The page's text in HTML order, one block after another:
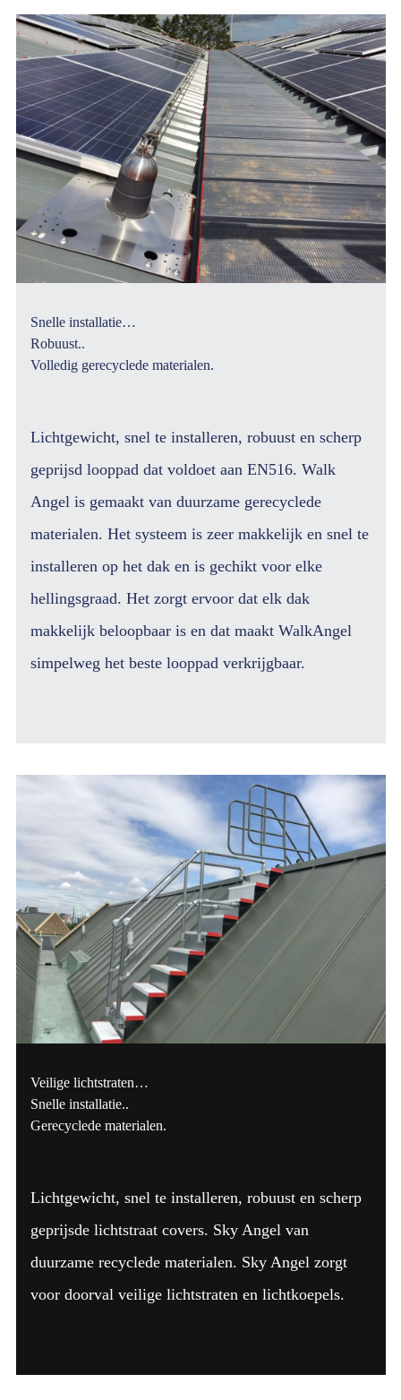
Snelle installatie…
Robuust..
Volledig gerecyclede materialen.
Lichtgewicht, snel te installeren, robuust en scherp
geprijsd looppad dat voldoet aan EN516. Walk
Angel is gemaakt van duurzame gerecyclede
materialen. Het systeem is zeer makkelijk en snel te
installeren op het dak en is gechikt voor elke
hellingsgraad. Het zorgt ervoor dat elk dak
makkelijk beloopbaar is en dat maakt WalkAngel
simpelweg het beste looppad verkrijgbaar.
Veilige lichtstraten…
Snelle installatie..
Gerecyclede materialen.
Lichtgewicht, snel te installeren, robuust en scherp
geprijsde lichtstraat covers. Sky Angel van
duurzame recyclede materialen. Sky Angel zorgt
voor doorval veilige lichtstraten en lichtkoepels.